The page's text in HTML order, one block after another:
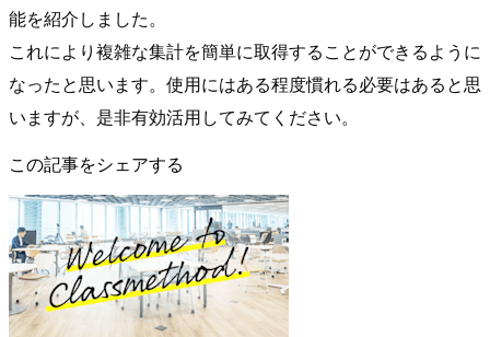
能を紹介しました。
これにより複雑な集計を簡単に取得することができるように
なったと思います。使用にはある程度慣れる必要はあると思
いますが、是非有効活用してみてください。
この記事をシェアする